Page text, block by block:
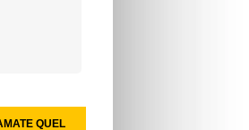
QUEL